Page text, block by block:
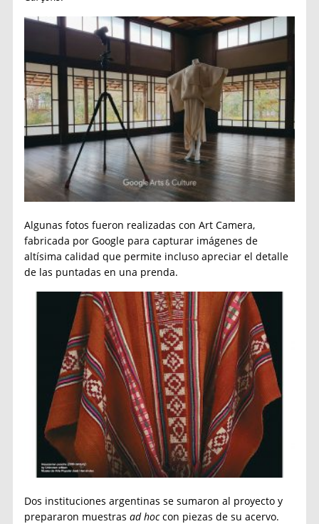
Algunas fotos fueron realizadas con Art Camera,
fabricada por Google para capturar imágenes de
altísima calidad que permite incluso apreciar el detalle
de las puntadas en una prenda.
Dos instituciones argentinas se sumaron al proyecto y
prepararon muestrasad hoccon piezas de su acervo.